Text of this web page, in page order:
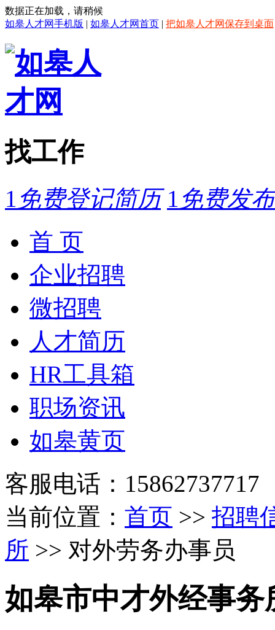
数据正在加载，请稍候
如皋人才网手机版 | 如皋人才网首页 | 把如皋人才网保存到桌面
找工作
1 免费登记简历 1 免费发
首 页
企业招聘
微招聘
人才简历
HR工具箱
职场资讯
如皋黄页
客服电话：15862737717
当前位置： 首页 >> 招聘
所 >> 对外劳务办事员
如皋市中才外经事务